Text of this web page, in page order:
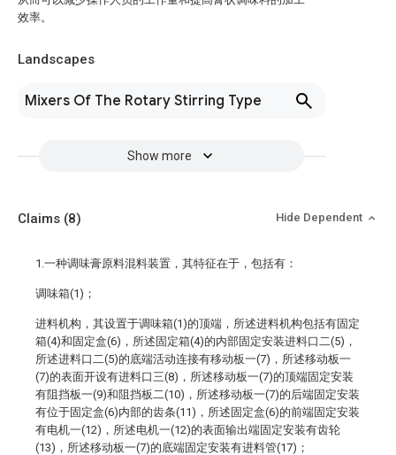
效率。
Landscapes
Mixers Of The Rotary Stirring Type
Show more
Claims (8) Hide Dependent
1.一种调味膏原料混料装置，其特征在于，包括有：
调味箱(1)；
进料机构，其设置于调味箱(1)的顶端，所述进料机构包括有固定
箱(4)和固定盒(6)，所述固定箱(4)的内部固定安装进料口二(5)，
所述进料口二(5)的底端活动连接有移动板一(7)，所述移动板一
(7)的表面开设有进料口三(8)，所述移动板一(7)的顶端固定安装
有阻挡板一(9)和阻挡板二(10)，所述移动板一(7)的后端固定安装
有位于固定盒(6)内部的齿条(11)，所述固定盒(6)的前端固定安装
有电机一(12)，所述电机一(12)的表面输出端固定安装有齿轮
(13)，所述移动板一(7)的底端固定安装有进料管(17)；